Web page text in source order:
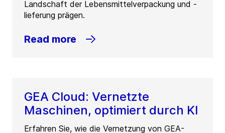
Landschaft der Lebensmittelverpackung und -
lieferung prägen.
Read more
GEA Cloud: Vernetzte
Maschinen, optimiert durch KI
Erfahren Sie, wie die Vernetzung von GEA-